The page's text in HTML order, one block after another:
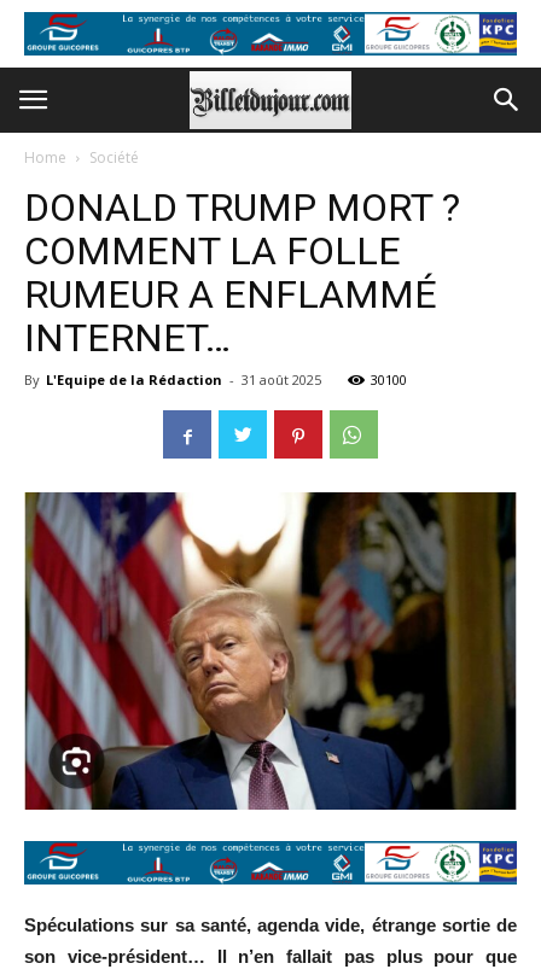
Home Société
DONALD TRUMP MORT ?
COMMENT LA FOLLE
RUMEUR A ENFLAMMÉ
INTERNET…
By L'Equipe de la Rédaction - 31 août 2025 30100
Spéculations sur sa santé, agenda vide, étrange sortie de
son vice-président… Il n’en fallait pas plus pour que